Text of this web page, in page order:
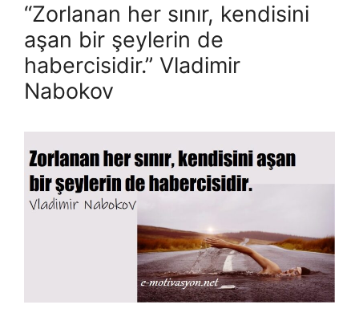
“Zorlanan her sınır, kendisini
aşan bir şeylerin de
habercisidir.” Vladimir
Nabokov